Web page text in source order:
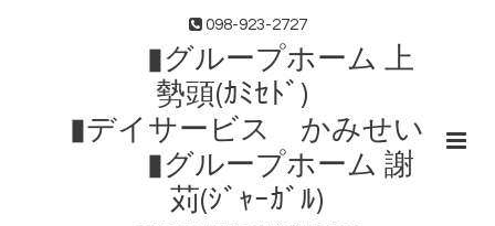
098-923-2727
▮グループホーム 上
勢頭(ｶﾐｾﾄﾞ)
▮デイサービス かみせい
▮グループホーム 謝
苅(ｼﾞｬｰｶﾞﾙ)